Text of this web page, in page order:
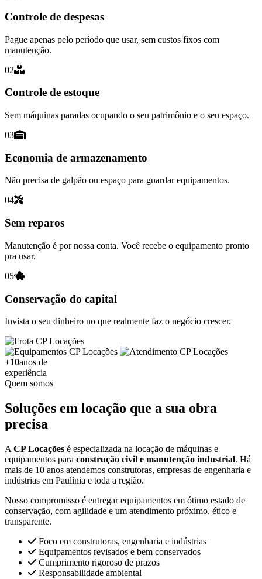
Controle de despesas
Pague apenas pelo período que usar, sem custos fixos com
manutenção.
02
Controle de estoque
Sem máquinas paradas ocupando o seu patrimônio e o seu espaço.
03
Economia de armazenamento
Não precisa de galpão ou espaço para guardar equipamentos.
04
Sem reparos
Manutenção é por nossa conta. Você recebe o equipamento pronto
pra usar.
05
Conservação do capital
Invista o seu dinheiro no que realmente faz o negócio crescer.
+10anos de
experiência
Quem somos
Soluções em locação que a sua obra
precisa
A CP Locações é especializada na locação de máquinas e
equipamentos para construção civil e manutenção industrial. Há
mais de 10 anos atendemos construtoras, empresas de engenharia e
indústrias em Paulínia e toda a região.
Nosso compromisso é entregar equipamentos em ótimo estado de
conservação, com agilidade e um atendimento próximo, ético e
transparente.
Foco em construtoras, engenharia e indústrias
Equipamentos revisados e bem conservados
Cumprimento rigoroso de prazos
Responsabilidade ambiental